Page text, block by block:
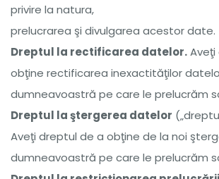
privire la natura,
prelucrarea şi divulgarea acestor date.
Dreptul la rectificarea datelor.
obţine rectificarea inexactităţilor
dumneavoastră pe care le prelucrăm
Dreptul la ştergerea datelor
Aveţi dreptul de a obţine de la noi
dumneavoastră pe care le prelucrăm